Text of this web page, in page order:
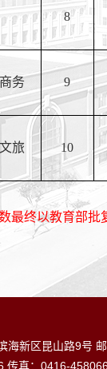
8
务 9
旅 10
最终以教育部批
海新区昆山路9号
传真： 0416-